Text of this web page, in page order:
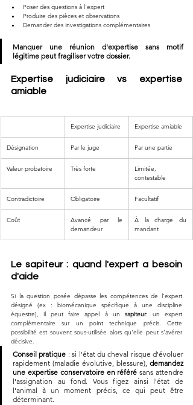
Poser des questions à l'expert
Produire des pièces et observations
Demander des investigations complémentaires
Manquer une réunion d'expertise sans motif
légitime peut fragiliser votre dossier.
Expertise judiciaire vs expertise
amiable
Expertise judiciaire Expertise amiable
Désignation Par le juge Par une partie
Valeur probatoire Très forte
Limitée,
contestable
Contradictoire Obligatoire Facultatif
Coût
Avancé par le
demandeur
À la charge du
mandant
Le sapiteur : quand l'expert a besoin
d'aide
Si la question posée dépasse les compétences de l'expert
désigné (ex : biomécanique spécifique à une discipline
équestre), il peut faire appel à un sapiteur: un expert
complémentaire sur un point technique précis. Cette
possibilité est souvent sous-utilisée alors qu'elle peut s'avérer
décisive.
Conseil pratique : si l'état du cheval risque d'évoluer
rapidement (maladie évolutive, blessure), demandez
une expertise conservatoire en référé sans attendre
l'assignation au fond. Vous figez ainsi l'état de
l'animal à un moment précis, ce qui peut être
déterminant.